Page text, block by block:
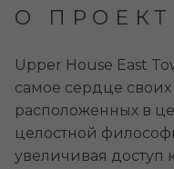
О
Upper House East
самое сердце своих
расположенных в
целостной
увеличивая доступ